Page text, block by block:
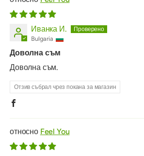
Иванка И.
Bulgaria
Доволна съм
Доволна съм.
Отзив събрал чрез покана за магазин
Feel You